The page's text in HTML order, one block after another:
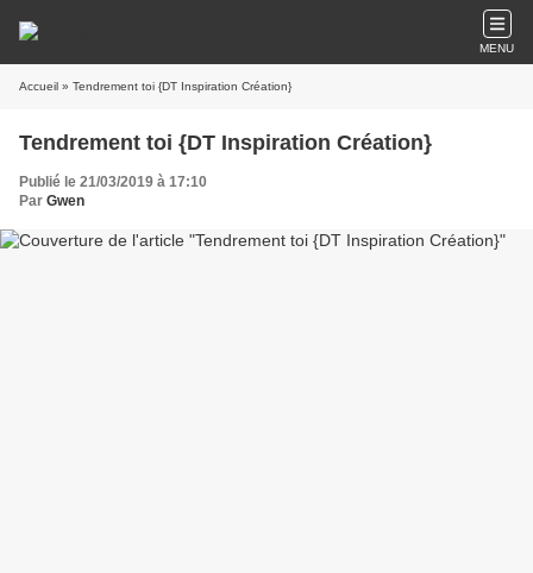
MENU
Accueil » Tendrement toi {DT Inspiration Création}
Tendrement toi {DT Inspiration Création}
Publié le 21/03/2019 à 17:10
Par Gwen